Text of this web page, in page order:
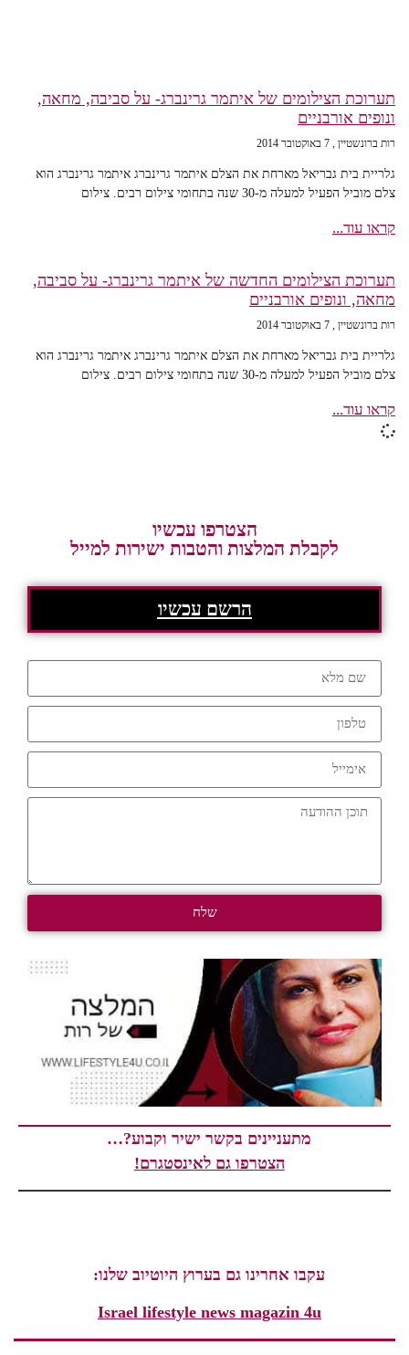
תערוכת הצילומים של איתמר גרינברג- על סביבה, מחאה,
ונופים אורבניים
רות ברונשטיין 7 באוקטובר 2014
גלריית בית גבריאל מארחת את הצלם איתמר גרינברג איתמר גרינברג הוא
צלם מוביל הפעיל למעלה מ-30 שנה בתחומי צילום רבים. צילום
קראו עוד...
תערוכת הצילומים החדשה של איתמר גרינברג- על סביבה,
מחאה, ונופים אורבניים
רות ברונשטיין 7 באוקטובר 2014
גלריית בית גבריאל מארחת את הצלם איתמר גרינברג איתמר גרינברג הוא
צלם מוביל הפעיל למעלה מ-30 שנה בתחומי צילום רבים. צילום
קראו עוד...
הצטרפו עכשיו
לקבלת המלצות והטבות ישירות למייל
הרשם עכשיו
שלח
מתעניינים בקשר ישיר וקבוע?…
הצטרפו גם לאינסטגרם!
עקבו אחרינו גם בערוץ היוטיוב שלנו:
Israel lifestyle news magazin 4u